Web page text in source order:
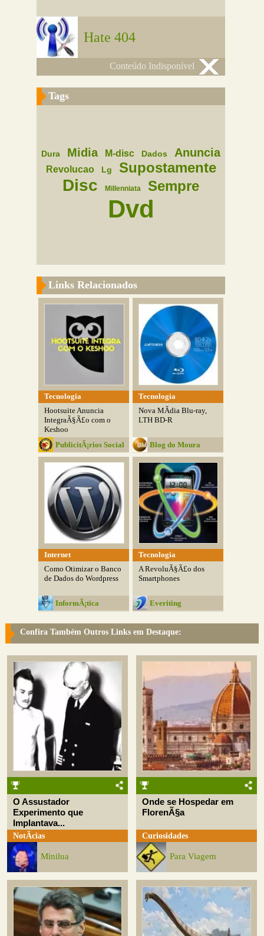
Hate 404
Conteúdo Indisponível
Tags
Dura Midia M-disc Dados Anuncia
Revolucao Lg Supostamente
Disc Millenniata Sempre
Dvd
Links Relacionados
Tecnologia
Hootsuite Anuncia
IntegraÃ§Ã£o com o
Keshoo
PublicitÃ¡rios Social
Club
Tecnologia
Nova MÃ­dia Blu-ray,
LTH BD-R
Blog do Moura
Internet
Como Otimizar o Banco
de Dados do Wordpress
InformÃ¡tica
Tecnologia
A RevoluÃ§Ã£o dos
Smartphones
Everiting
Confira Também Outros Links em Destaque:
O Assustador
Experimento que
Implantava...
NotÃ­cias
Minilua
Onde se Hospedar em
FlorenÃ§a
Curiosidades
Para Viagem